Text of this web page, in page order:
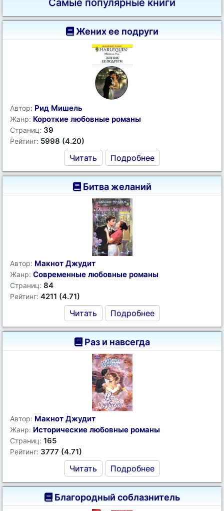
Самые популярные книги
Жених ее подруги
Автор: Рид Мишель
Жанр: Короткие любовные романы
Страниц: 39
Рейтинг: 5998 (4.20)
Читать Подробнее
Битва желаний
Автор: Макнот Джудит
Жанр: Современные любовные романы
Страниц: 84
Рейтинг: 4211 (4.71)
Читать Подробнее
Раз и навсегда
Автор: Макнот Джудит
Жанр: Исторические любовные романы
Страниц: 165
Рейтинг: 3777 (4.71)
Читать Подробнее
Благородный соблазнитель